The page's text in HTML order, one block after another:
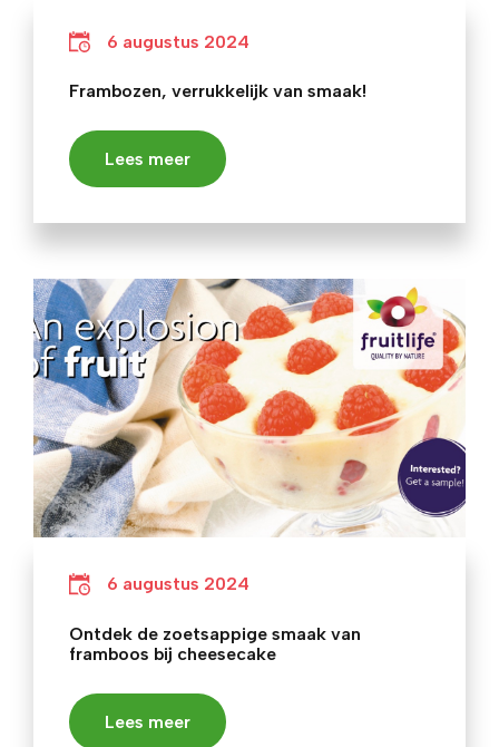
6 augustus 2024
Frambozen, verrukkelijk van smaak!
Lees meer
6 augustus 2024
Ontdek de zoetsappige smaak van
framboos bij cheesecake
Lees meer